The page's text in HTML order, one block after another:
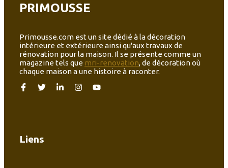
PRIMOUSSE
Primousse.com est un site dédié à la décoration
intérieure et extérieure ainsi qu'aux travaux de
rénovation pour la maison. Il se présente comme un
magazine tels que mri-renovation, de décoration où
chaque maison a une histoire à raconter.
Liens